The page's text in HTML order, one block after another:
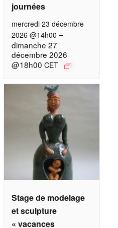
journées
mercredi 23 décembre
2026 @14h00 –
dimanche 27
décembre 2026
@18h00 CET
Stage de modelage
et sculpture
« vacances